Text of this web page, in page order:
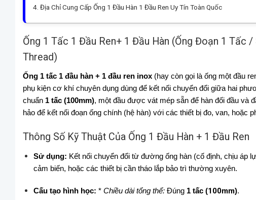
Địa Chỉ Cung Cấp Ống 1 Đầu Hàn 1 Đầu Ren Uy Tín Toàn Quốc
Ống 1 Tấc 1 Đầu Ren+ 1 Đầu Hàn (Ống Đoạn 1 Tấc
Thread)
Ống 1 tấc 1 đầu hàn + 1 đầu ren inox (hay còn gọi là ống một đầu
phụ kiện cơ khí chuyên dụng dùng để kết nối chuyển đổi giữa hai
chuẩn 1 tấc (100mm), một đầu được vát mép sẵn để hàn đối đầu và
hảo để kết nối đoạn ống chính (hệ hàn) với các thiết bị đo, van, hoặc
Thông Số Kỹ Thuật Của Ống 1 Đầu Hàn + 1 Đầu Ren
Sử dụng: Kết nối chuyển đổi từ đường ống hàn (cố định, chịu áp
cảm biến, hoặc các thiết bị cần tháo lắp bảo trì thường xuyên.
Cấu tạo hình học: * Chiều dài tổng thể:Đúng 1 tấc (100mm).